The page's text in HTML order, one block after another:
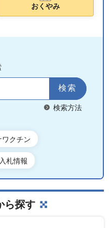
おくやみ
検索方法
ワクチン
入札情報
ら探す